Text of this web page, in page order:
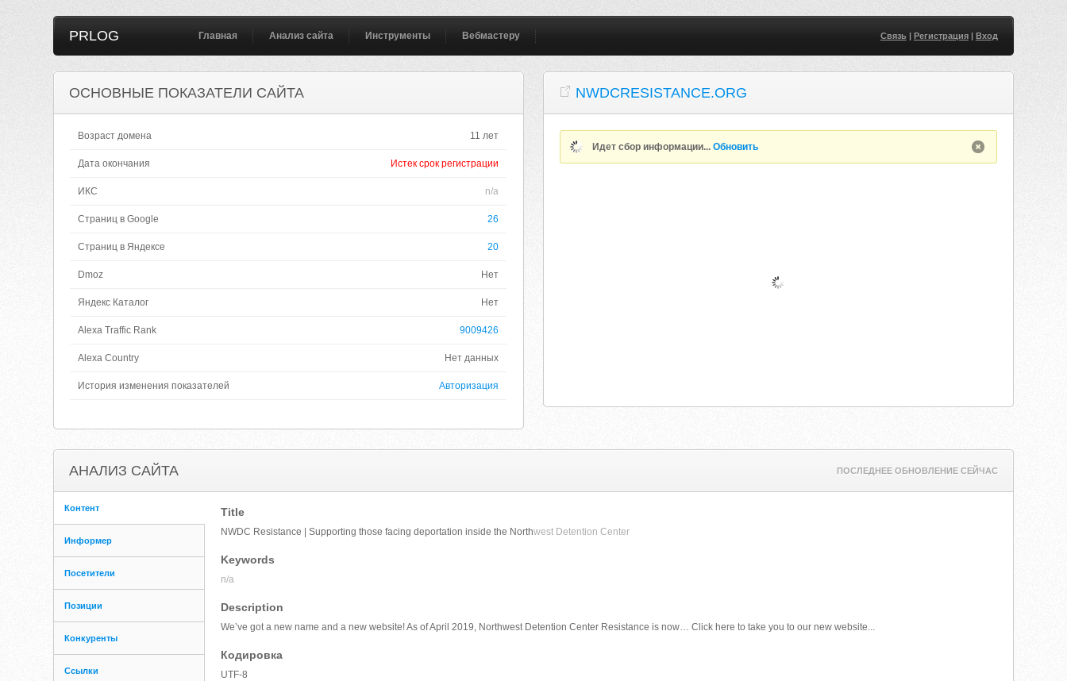
PRLOG Главная Анализ сайта Инструменты Вебмастеру Связь| Регистрация| Вход
ОСНОВНЫЕ ПОКАЗАТЕЛИ САЙТА
Возраст домена 11 лет
Дата окончания Истек срок регистрации
ИКС n/a
Страниц в Google 26
Страниц в Яндексе 20
Dmoz Нет
Яндекс Каталог Нет
Alexa Traffic Rank 9009426
Alexa Country Нет данных
История изменения показателей Авторизация
NWDCRESISTANCE.ORG
Идет сбор информации...Обновить
АНАЛИЗ САЙТА ПОСЛЕДНЕЕ ОБНОВЛЕНИЕ СЕЙЧАС
Контент
Информер
Посетители
Позиции
Конкуренты
Ссылки
Title
NWDC Resistance | Supporting those facing deportation inside the Northwest Detention Center
Keywords
n/a
Description
We’ve got a new name and a new website! As of April 2019, Northwest Detention Center Resistance is now… Click here to take you to our new website...
Кодировка
UTF-8